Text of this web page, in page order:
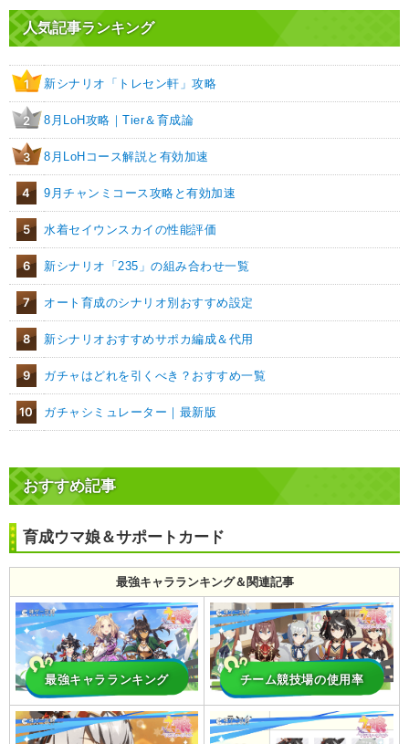
人気記事ランキング
1 新シナリオ「トレセン軒」攻略
2 8月LoH攻略｜Tier＆育成論
3 8月LoHコース解説と有効加速
4 9月チャンミコース攻略と有効加速
5 水着セイウンスカイの性能評価
6 新シナリオ「235」の組み合わせ一覧
7 オート育成のシナリオ別おすすめ設定
8 新シナリオおすすめサポカ編成＆代用
9 ガチャはどれを引くべき？おすすめ一覧
10 ガチャシミュレーター｜最新版
おすすめ記事
育成ウマ娘＆サポートカード
最強キャラランキング＆関連記事
最強キャラランキング チーム競技場の使用率